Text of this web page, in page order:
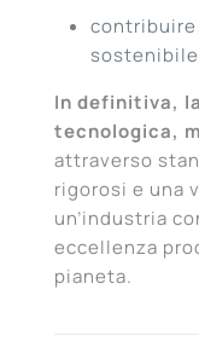
contribuire
sostenibile
In definitiva,
tecnologica,
attraverso
rigorosi e una
un’industria
eccellenza
pianeta.